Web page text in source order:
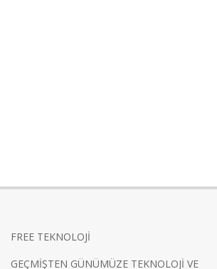
FREE TEKNOLOJİ
GEÇMİŞTEN GÜNÜMÜZE TEKNOLOJİ VE